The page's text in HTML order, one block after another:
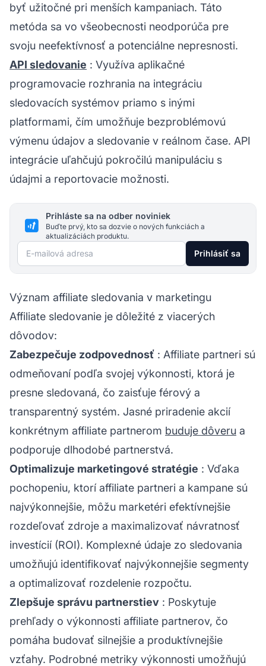
byť užitočné pri menších kampaniach. Táto
metóda sa vo všeobecnosti neodporúča pre
svoju neefektívnosť a potenciálne nepresnosti.
API sledovanie : Využíva aplikačné
programovacie rozhrania na integráciu
sledovacích systémov priamo s inými
platformami, čím umožňuje bezproblémovú
výmenu údajov a sledovanie v reálnom čase. API
integrácie uľahčujú pokročilú manipuláciu s
údajmi a reportovacie možnosti.
Prihláste sa na odber noviniek
Buďte prvý, kto sa dozvie o nových funkciách a
aktualizáciách produktu.
E-mailová adresa Prihlásiť sa
Význam affiliate sledovania v marketingu
Affiliate sledovanie je dôležité z viacerých
dôvodov:
Zabezpečuje zodpovednosť : Affiliate partneri sú
odmeňovaní podľa svojej výkonnosti, ktorá je
presne sledovaná, čo zaisťuje férový a
transparentný systém. Jasné priradenie akcií
konkrétnym affiliate partnerom buduje dôveru a
podporuje dlhodobé partnerstvá.
Optimalizuje marketingové stratégie : Vďaka
pochopeniu, ktorí affiliate partneri a kampane sú
najvýkonnejšie, môžu marketéri efektívnejšie
rozdeľovať zdroje a maximalizovať návratnosť
investícií (ROI). Komplexné údaje zo sledovania
umožňujú identifikovať najvýkonnejšie segmenty
a optimalizovať rozdelenie rozpočtu.
Zlepšuje správu partnerstiev : Poskytuje
prehľady o výkonnosti affiliate partnerov, čo
pomáha budovať silnejšie a produktívnejšie
vzťahy. Podrobné metriky výkonnosti umožňujú